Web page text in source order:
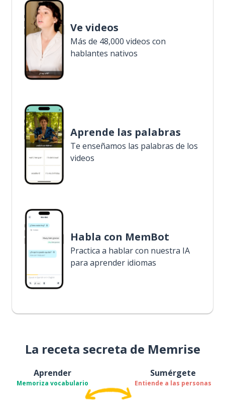
Ve videos
Más de 48,000 videos con
hablantes nativos
Aprende las palabras
Te enseñamos las palabras de los
videos
Habla con MemBot
Practica a hablar con nuestra IA
para aprender idiomas
La receta secreta de Memrise
Aprender
Memoriza vocabulario
Sumérgete
Entiende a las personas